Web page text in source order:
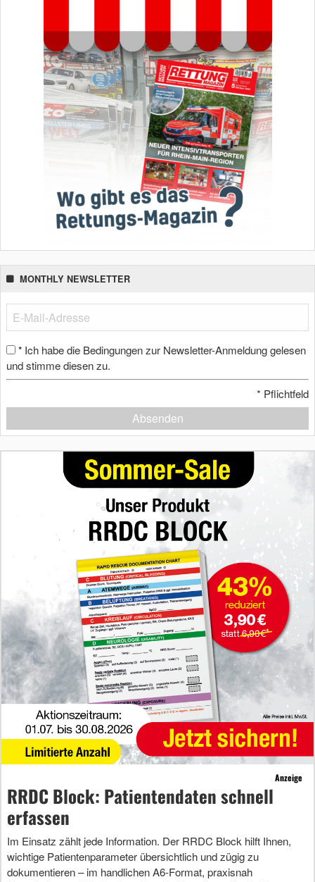
MONTHLY NEWSLETTER
* Ich habe die Bedingungen zur Newsletter-Anmeldung gelesen
und stimme diesen zu.
* Pflichtfeld
Absenden
Anzeige
RRDC Block: Patientendaten schnell
erfassen
Im Einsatz zählt jede Information. Der RRDC Block hilft Ihnen,
wichtige Patientenparameter übersichtlich und zügig zu
dokumentieren – im handlichen A6-Format, praxisnah